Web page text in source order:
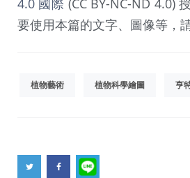
4.0 國際 (CC BY-NC-ND 4.0)
要使用本篇的文字、圖像等，
植物藝術 植物科學繪圖 亨